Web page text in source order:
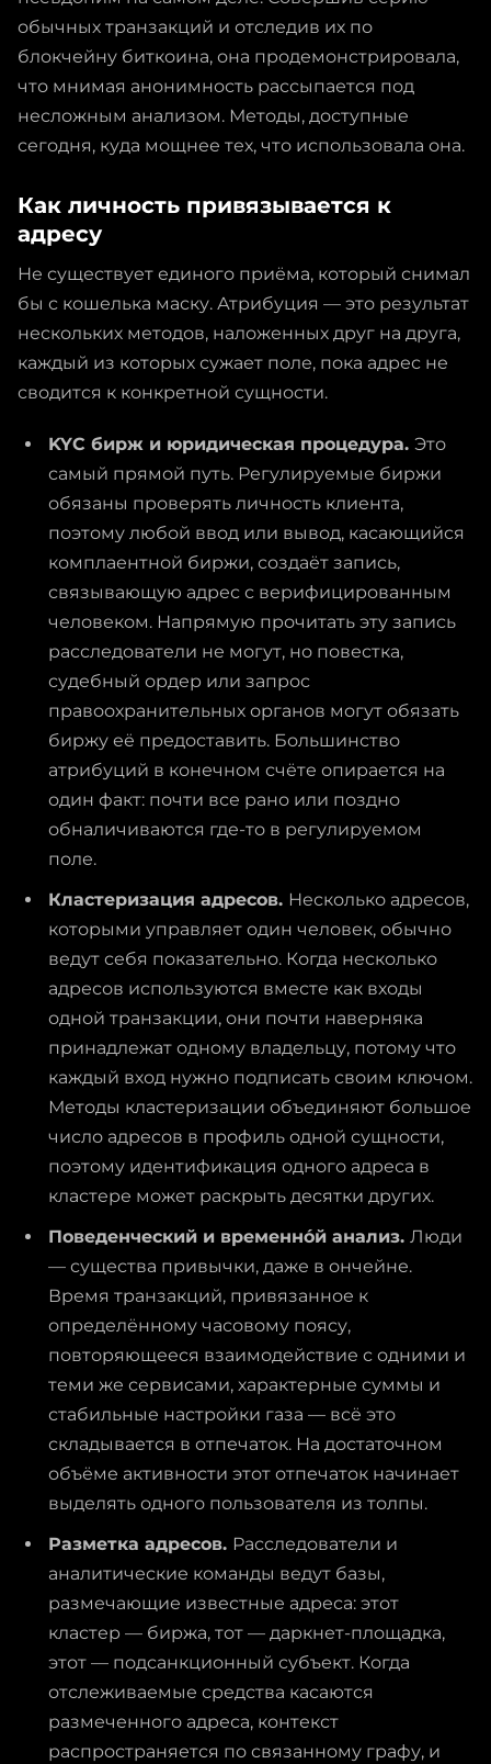
обычных транзакций и отследив их по
блокчейну биткоина, она продемонстрировала,
что мнимая анонимность рассыпается под
несложным анализом. Методы, доступные
сегодня, куда мощнее тех, что использовала она.
Как личность привязывается к
адресу
Не существует единого приёма, который снимал
бы с кошелька маску. Атрибуция — это результат
нескольких методов, наложенных друг на друга,
каждый из которых сужает поле, пока адрес не
сводится к конкретной сущности.
KYC бирж и юридическая процедура. Это
самый прямой путь. Регулируемые биржи
обязаны проверять личность клиента,
поэтому любой ввод или вывод, касающийся
комплаентной биржи, создаёт запись,
связывающую адрес с верифицированным
человеком. Напрямую прочитать эту запись
расследователи не могут, но повестка,
судебный ордер или запрос
правоохранительных органов могут обязать
биржу её предоставить. Большинство
атрибуций в конечном счёте опирается на
один факт: почти все рано или поздно
обналичиваются где-то в регулируемом
поле.
Кластеризация адресов. Несколько адресов,
которыми управляет один человек, обычно
ведут себя показательно. Когда несколько
адресов используются вместе как входы
одной транзакции, они почти наверняка
принадлежат одному владельцу, потому что
каждый вход нужно подписать своим ключом.
Методы кластеризации объединяют большое
число адресов в профиль одной сущности,
поэтому идентификация одного адреса в
кластере может раскрыть десятки других.
Поведенческий и временно́й анализ. Люди
— существа привычки, даже в ончейне.
Время транзакций, привязанное к
определённому часовому поясу,
повторяющееся взаимодействие с одними и
теми же сервисами, характерные суммы и
стабильные настройки газа — всё это
складывается в отпечаток. На достаточном
объёме активности этот отпечаток начинает
выделять одного пользователя из толпы.
Разметка адресов. Расследователи и
аналитические команды ведут базы,
размечающие известные адреса: этот
кластер — биржа, тот — даркнет-площадка,
этот — подсанкционный субъект. Когда
отслеживаемые средства касаются
размеченного адреса, контекст
распространяется по связанному графу, и